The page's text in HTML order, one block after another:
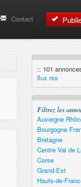
Contact
:: 101
flux rss
Filtrez les
Auvergne
Bourgogne
Bretagne
Centre Val de
Corse
Grand-Est
Hauts-de-